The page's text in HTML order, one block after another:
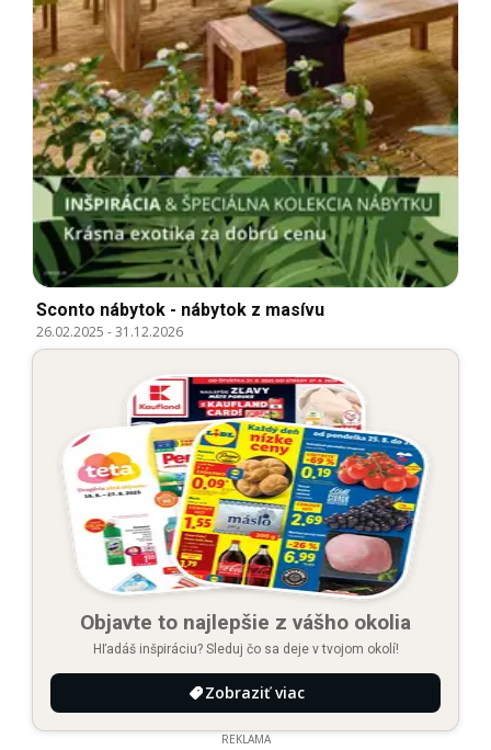
Sconto nábytok - nábytok z masívu
26.02.2025 -31.12.2026
Objavte to najlepšie z vášho okolia
Hľadáš inšpiráciu? Sleduj čo sa deje v tvojom okolí!
Zobraziť viac
REKLAMA